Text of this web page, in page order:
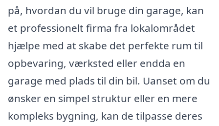
på, hvordan du vil bruge din garage, kan
et professionelt firma fra lokalområdet
hjælpe med at skabe det perfekte rum til
opbevaring, værksted eller endda en
garage med plads til din bil. Uanset om du
ønsker en simpel struktur eller en mere
kompleks bygning, kan de tilpasse deres